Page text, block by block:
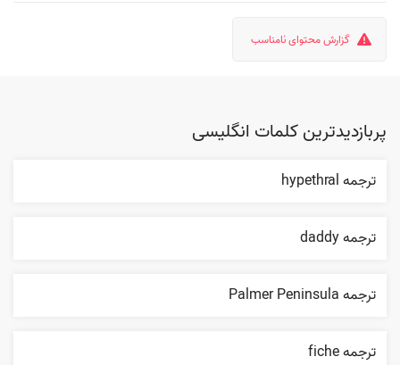
گزارش محتوای نامناسب
پربازدیدترین کلمات انگلیسی
ترجمه hypethral
ترجمه daddy
ترجمه Palmer Peninsula
ترجمه fiche